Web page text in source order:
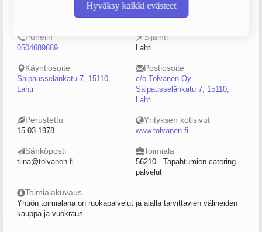
Hyväksy kaikki evästeet
Henkilöstömäärä
20–49
Puhelin
0504689689
Sijainti
Lahti
Käyntiosoite
Salpausselänkatu 7, 15110,
Lahti
Postiosoite
c/o Tolvanen Oy
Salpausselänkatu 7, 15110,
Lahti
Perustettu
15.03.1978
Yrityksen kotisivut
www.tolvanen.fi
Sähköposti
tiina@tolvanen.fi
Toimiala
56210 - Tapahtumien catering-
palvelut
Toimialakuvaus
Yhtiön toimialana on ruokapalvelut ja alalla tarvittavien välineiden
kauppa ja vuokraus.